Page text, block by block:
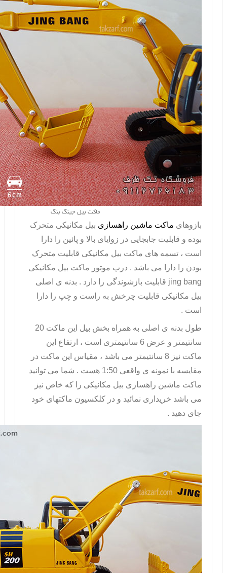
ماکت بیل جینگ بنگ
بازوهای ماکت ماشین راهسازی بیل مکانیکی متحرک
بوده و قابلیت جابجایی در زوایای بالا و پائین را دارا
است ، تسمه های ماکت بیل مکانیکی قابلیت متحرک
بودن را دارا می باشد . درب موتور ماکت بیل مکانیکی
jing bang قابلیت بازشوندگی را دارد . بدنه ی اصلی
بیل مکانیکی قابلیت چرخش به راست و چپ را دارا
است .
طول بدنه ی اصلی به همراه بخش بیل این ماکت 20
سانتیمتر و عرض 6 سانتیمتری است ، ارتفاع این
ماکت نیز 8 سانتیمتر می باشد ، مقیاس این ماکت در
مقایسه با نمونه ی واقعی 1:50 هست . شما می توانید
ماکت ماشین راهسازی بیل مکانیکی را که خاص نیز
می باشد خریداری نمائید و در کلکسیون ماکتهای خود
جای دهید .